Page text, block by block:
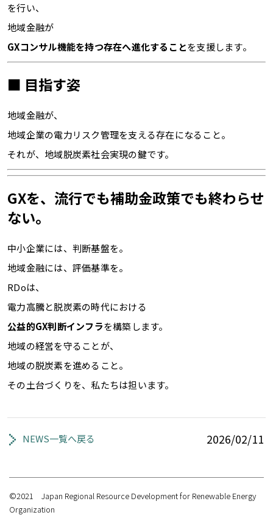
を行い、
地域金融が
GXコンサル機能を持つ存在へ進化することを支援します。
■ 目指す姿
地域金融が、
地域企業の電力リスク管理を支える存在になること。
それが、地域脱炭素社会実現の鍵です。
GXを、流行でも補助金政策でも終わらせ
ない。
中小企業には、判断基盤を。
地域金融には、評価基準を。
RDoは、
電力高騰と脱炭素の時代における
公益的GX判断インフラを構築します。
地域の経営を守ることが、
地域の脱炭素を進めること。
その土台づくりを、私たちは担います。
NEWS一覧へ戻る 2026/02/11
©2021 Japan Regional Resource Development for Renewable Energy
Organization